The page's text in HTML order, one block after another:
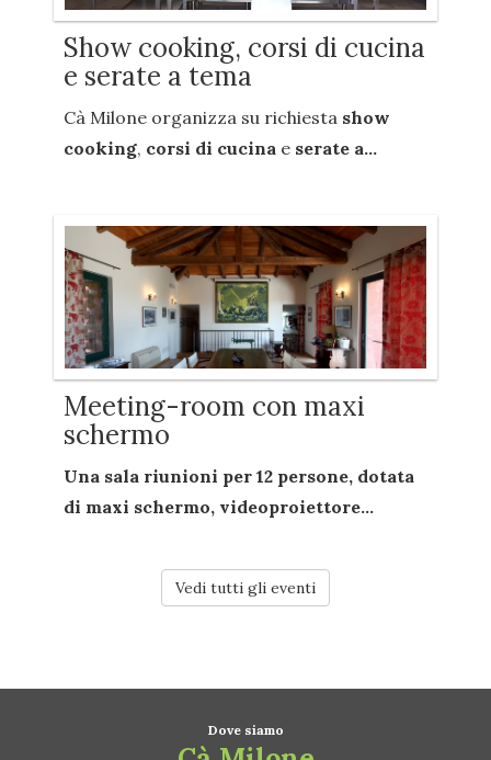
Show cooking, corsi di cucina
e serate a tema
Cà Milone organizza su richiesta show
cooking, corsi di cucina e serate a...
Meeting-room con maxi
schermo
Una sala riunioni per 12 persone, dotata
di maxi schermo, videoproiettore...
Vedi tutti gli eventi
Dove siamo